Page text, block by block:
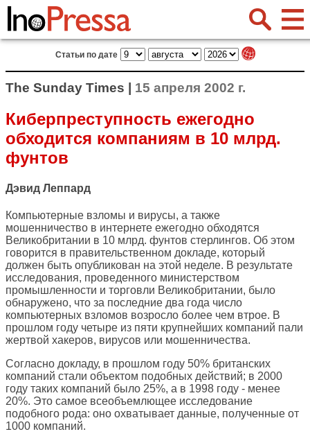
Статьи по дате
The Sunday Times | 15 апреля 2002 г.
Киберпреступность ежегодно
обходится компаниям в 10 млрд.
фунтов
Дэвид Леппард
Компьютерные взломы и вирусы, а также
мошенничество в интернете ежегодно обходятся
Великобритании в 10 млрд. фунтов стерлингов. Об этом
говорится в правительственном докладе, который
должен быть опубликован на этой неделе. В результате
исследования, проведенного министерством
промышленности и торговли Великобритании, было
обнаружено, что за последние два года число
компьютерных взломов возросло более чем втрое. В
прошлом году четыре из пяти крупнейших компаний пали
жертвой хакеров, вирусов или мошенничества.
Согласно докладу, в прошлом году 50% британских
компаний стали объектом подобных действий; в 2000
году таких компаний было 25%, а в 1998 году - менее
20%. Это самое всеобъемлющее исследование
подобного рода: оно охватывает данные, полученные от
1000 компаний.